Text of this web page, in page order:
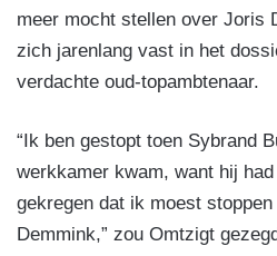
meer mocht stellen over Joris
zich jarenlang vast in het
verdachte oud-topambtenaar.
“Ik ben gestopt toen Sybrand
werkkamer kwam, want hij
gekregen dat ik moest
Demmink,” zou Omtzigt